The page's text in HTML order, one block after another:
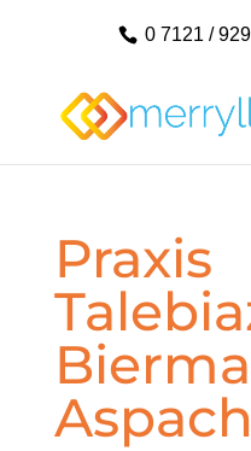
0 7121 /
Praxis
Aspach